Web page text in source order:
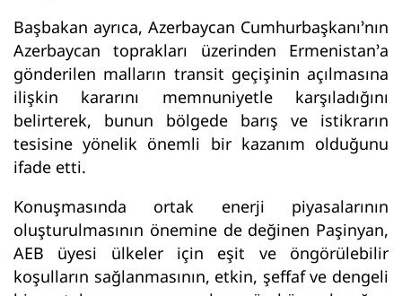
Başbakan ayrıca, Azerbaycan Cumhurbaşkanı’nın
Azerbaycan toprakları üzerinden Ermenistan’a
gönderilen malların transit geçişinin açılmasına
ilişkin kararını memnuniyetle karşıladığını
belirterek, bunun bölgede barış ve istikrarın
tesisine yönelik önemli bir kazanım olduğunu
ifade etti.
Konuşmasında ortak enerji piyasalarının
oluşturulmasının önemine de değinen Paşinyan,
AEB üyesi ülkeler için eşit ve öngörülebilir
koşulların sağlanmasının, etkin, şeffaf ve dengeli